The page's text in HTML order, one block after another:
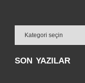
SON YAZILAR